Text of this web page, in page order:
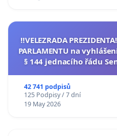
‼️VELEZRADA
PARLAMENTU na
§ 144 jednacího řádu
42 741 podpisů
125 Podpisy / 7 dní
19 May 2026